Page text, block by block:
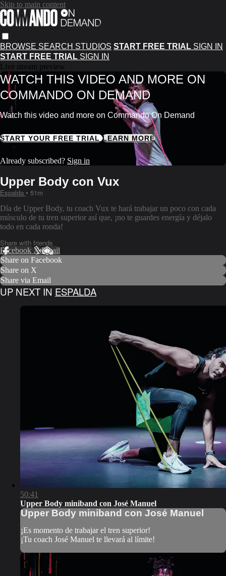
Skip to main content
BROWSE SEARCH STUDIOS START FREE TRIAL SIGN IN
START FREE TRIAL SIGN IN
Live stream preview
WATCH THIS VIDEO AND MORE ON
COMMANDO ON DEMAND
Watch this video and more on Commando On Demand
START YOUR FREE TRIALLEARN MORE
Already subscribed? Sign in
Upper Body con Vux
Espalda • 51m
Día de Upper Body, tu coach Vux te hará trabajar un poco con cada
músculo de tu tren superior así que, ¡no te guardes energía y déjalo
todo en cada ronda!
Share with friends
Facebook XEmail
Share on Facebook
Share on X
Share via Email
UP NEXT IN ESPALDA
50:41
Upper Body miniband con José Manuel
Upper Body miniband con José Manuel
¡Es momento de trabajar el tren superior!
¡Tu coach José Manuel te llevará al límite!